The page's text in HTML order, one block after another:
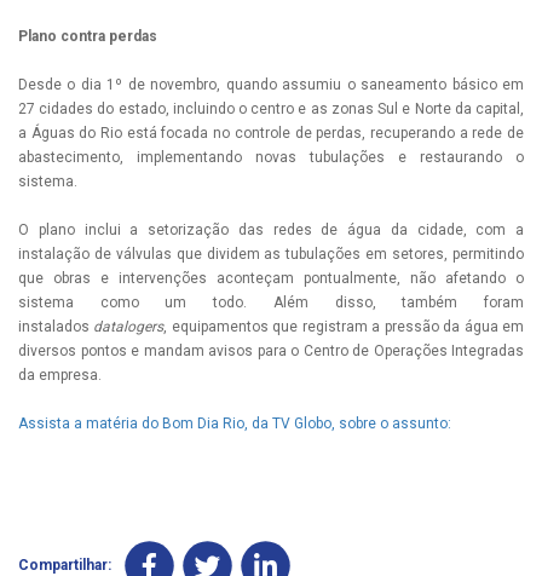
Plano contra perdas
Desde o dia 1º de novembro, quando assumiu o saneamento básico em
27 cidades do estado, incluindo o centro e as zonas Sul e Norte da capital,
a Águas do Rio está focada no controle de perdas, recuperando a rede de
abastecimento, implementando novas tubulações e restaurando o
sistema.
O plano inclui a setorização das redes de água da cidade, com a
instalação de válvulas que dividem as tubulações em setores, permitindo
que obras e intervenções aconteçam pontualmente, não afetando o
sistema como um todo. Além disso, também foram
instalados datalogers, equipamentos que registram a pressão da água em
diversos pontos e mandam avisos para o Centro de Operações Integradas
da empresa.
Assista a matéria do Bom Dia Rio, da TV Globo, sobre o assunto:
Compartilhar: